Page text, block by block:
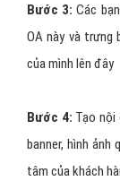
Bước 3: Các
OA này và trưng
của mình lên đây
Bước 4: Tạo nội
banner, hình
tâm của khách